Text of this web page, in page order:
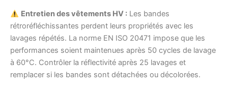
Entretien des vêtements HV :Les bandes
rétroréfléchissantes perdent leurs propriétés avec les
lavages répétés. La norme EN ISO 20471 impose que les
performances soient maintenues après 50 cycles de lavage
à 60°C. Contrôler la réflectivité après 25 lavages et
remplacer si les bandes sont détachées ou décolorées.